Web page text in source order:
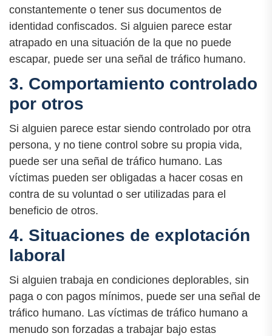
constantemente o tener sus documentos de
identidad confiscados. Si alguien parece estar
atrapado en una situación de la que no puede
escapar, puede ser una señal de tráfico humano.
3. Comportamiento controlado
por otros
Si alguien parece estar siendo controlado por otra
persona, y no tiene control sobre su propia vida,
puede ser una señal de tráfico humano. Las
víctimas pueden ser obligadas a hacer cosas en
contra de su voluntad o ser utilizadas para el
beneficio de otros.
4. Situaciones de explotación
laboral
Si alguien trabaja en condiciones deplorables, sin
paga o con pagos mínimos, puede ser una señal de
tráfico humano. Las víctimas de tráfico humano a
menudo son forzadas a trabajar bajo estas